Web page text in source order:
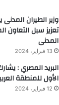
وزير الطيران
تعزيز سبل التعاون
المدنى
13 فبراير، 2024
البريد المصري :
الأول للمنطقة
12 فبراير، 2024